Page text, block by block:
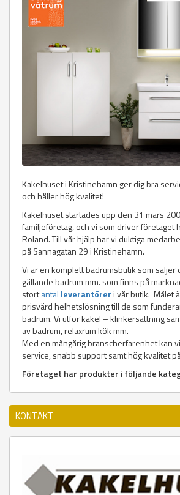
Kakelhuset i Kristinehamn ger dig bra
och håller hög kvalitet!
Kakelhuset startades upp den 31 mars
familjeföretag, och vi som driver företaget
Roland. Till vår hjälp har vi duktiga
på Sannagatan 29 i Kristinehamn.
Vi är en komplett badrumsbutik som
gällande badrum mm. som finns på
stortantal leverantöreri vår butik. Målet
prisvärd helhetslösning till de som
badrum. Vi utför kakel – klinkersättning
av badrum, relaxrum kök mm.
Med en mångårig branscherfarenhet kan
service, snabb support samt hög kvalitet
Företaget har produkter i följande
KONTAKT